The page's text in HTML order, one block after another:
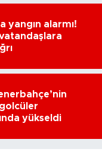
yangın alarmı!
yükseldi